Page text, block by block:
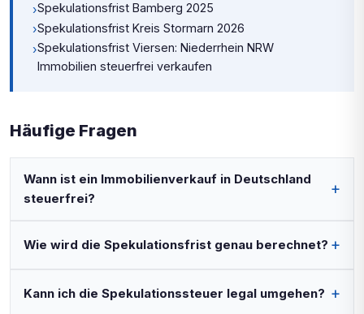
›Spekulationsfrist Bamberg 2025
›Spekulationsfrist Kreis Stormarn 2026
›Spekulationsfrist Viersen: Niederrhein NRW
Immobilien steuerfrei verkaufen
Häufige Fragen
Wann ist ein Immobilienverkauf in Deutschland
steuerfrei?
Wie wird die Spekulationsfrist genau berechnet?
Kann ich die Spekulationssteuer legal umgehen?